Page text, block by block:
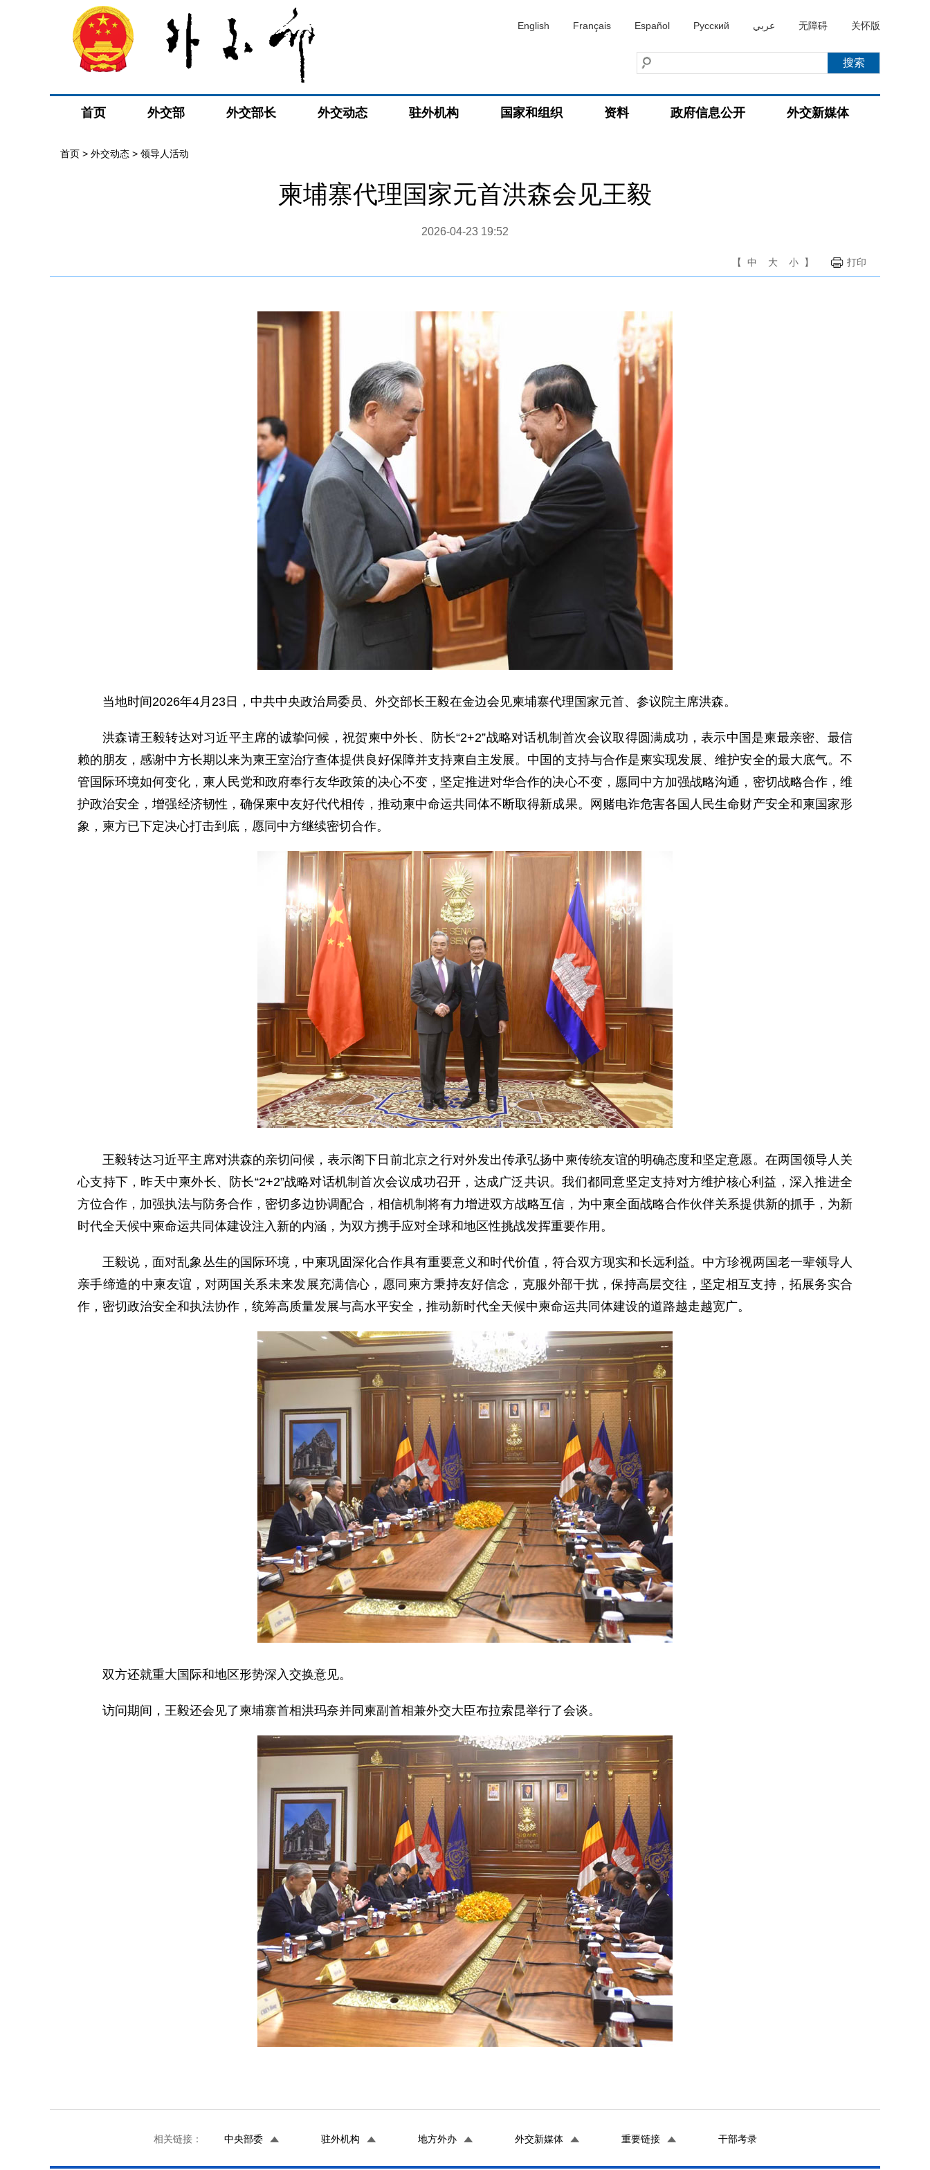
English Français Español Русский عربي 无障碍 关怀版
首页 外交部 外交部长 外交动态 驻外机构 国家和组织 资料 政府信息公开 外交新媒体
首页 > 外交动态 > 领导人活动
柬埔寨代理国家元首洪森会见王毅
2026-04-23 19:52
【 中 大 小 】 打印
当地时间2026年4月23日，中共中央政治局委员、外交部长王毅在金边会见柬埔寨代理国家元首、参议院主席洪森。
洪森请王毅转达对习近平主席的诚挚问候，祝贺柬中外长、防长“2+2”战略对话机制首次会议取得圆满成功，表示中国是柬最亲密、最信
赖的朋友，感谢中方长期以来为柬王室治疗查体提供良好保障并支持柬自主发展。中国的支持与合作是柬实现发展、维护安全的最大底气。不
管国际环境如何变化，柬人民党和政府奉行友华政策的决心不变，坚定推进对华合作的决心不变，愿同中方加强战略沟通，密切战略合作，维
护政治安全，增强经济韧性，确保柬中友好代代相传，推动柬中命运共同体不断取得新成果。网赌电诈危害各国人民生命财产安全和柬国家形
象，柬方已下定决心打击到底，愿同中方继续密切合作。
王毅转达习近平主席对洪森的亲切问候，表示阁下日前北京之行对外发出传承弘扬中柬传统友谊的明确态度和坚定意愿。在两国领导人关
心支持下，昨天中柬外长、防长“2+2”战略对话机制首次会议成功召开，达成广泛共识。我们都同意坚定支持对方维护核心利益，深入推进全
方位合作，加强执法与防务合作，密切多边协调配合，相信机制将有力增进双方战略互信，为中柬全面战略合作伙伴关系提供新的抓手，为新
时代全天候中柬命运共同体建设注入新的内涵，为双方携手应对全球和地区性挑战发挥重要作用。
王毅说，面对乱象丛生的国际环境，中柬巩固深化合作具有重要意义和时代价值，符合双方现实和长远利益。中方珍视两国老一辈领导人
亲手缔造的中柬友谊，对两国关系未来发展充满信心，愿同柬方秉持友好信念，克服外部干扰，保持高层交往，坚定相互支持，拓展务实合
作，密切政治安全和执法协作，统筹高质量发展与高水平安全，推动新时代全天候中柬命运共同体建设的道路越走越宽广。
双方还就重大国际和地区形势深入交换意见。
访问期间，王毅还会见了柬埔寨首相洪玛奈并同柬副首相兼外交大臣布拉索昆举行了会谈。
相关链接： 中央部委 驻外机构 地方外办 外交新媒体 重要链接 干部考录